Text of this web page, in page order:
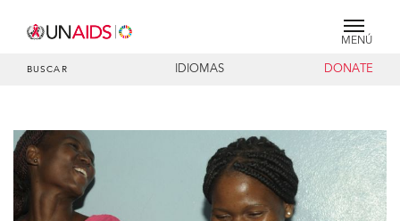
MENÚ
BUSCAR IDIOMAS DONATE